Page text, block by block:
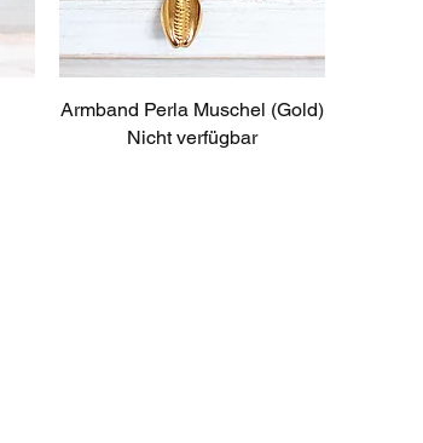
Schnellansicht
Armband Perla Muschel (Gold)
Nicht verfügbar